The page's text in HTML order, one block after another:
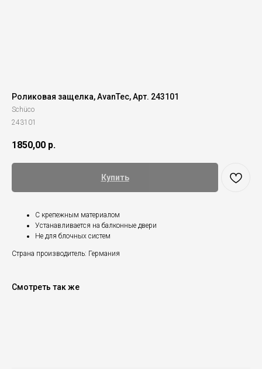
Роликовая защелка, AvanTec, Арт. 243101
Schüco
243101
1850,00 р.
Купить
С крепежным материалом
Устанавливается на балконные двери
Не для блочных систем
Страна производитель: Германия
Смотреть так же